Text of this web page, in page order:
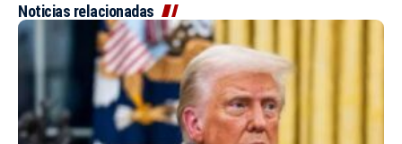
Noticias relacionadas